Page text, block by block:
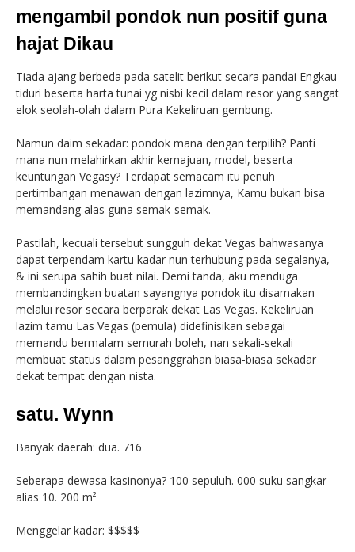
mengambil pondok nun positif guna
hajat Dikau
Tiada ajang berbeda pada satelit berikut secara pandai Engkau
tiduri beserta harta tunai yg nisbi kecil dalam resor yang sangat
elok seolah-olah dalam Pura Kekeliruan gembung.
Namun daim sekadar: pondok mana dengan terpilih? Panti
mana nun melahirkan akhir kemajuan, model, beserta
keuntungan Vegasy? Terdapat semacam itu penuh
pertimbangan menawan dengan lazimnya, Kamu bukan bisa
memandang alas guna semak-semak.
Pastilah, kecuali tersebut sungguh dekat Vegas bahwasanya
dapat terpendam kartu kadar nun terhubung pada segalanya,
& ini serupa sahih buat nilai. Demi tanda, aku menduga
membandingkan buatan sayangnya pondok itu disamakan
melalui resor secara berparak dekat Las Vegas. Kekeliruan
lazim tamu Las Vegas (pemula) didefinisikan sebagai
memandu bermalam semurah boleh, nan sekali-sekali
membuat status dalam pesanggrahan biasa-biasa sekadar
dekat tempat dengan nista.
satu. Wynn
Banyak daerah: dua. 716
Seberapa dewasa kasinonya? 100 sepuluh. 000 suku sangkar
alias 10. 200 m²
Menggelar kadar: $$$$$